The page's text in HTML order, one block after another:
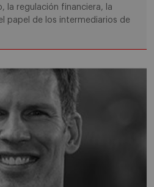
la regulación financiera, la
papel de los intermediarios de